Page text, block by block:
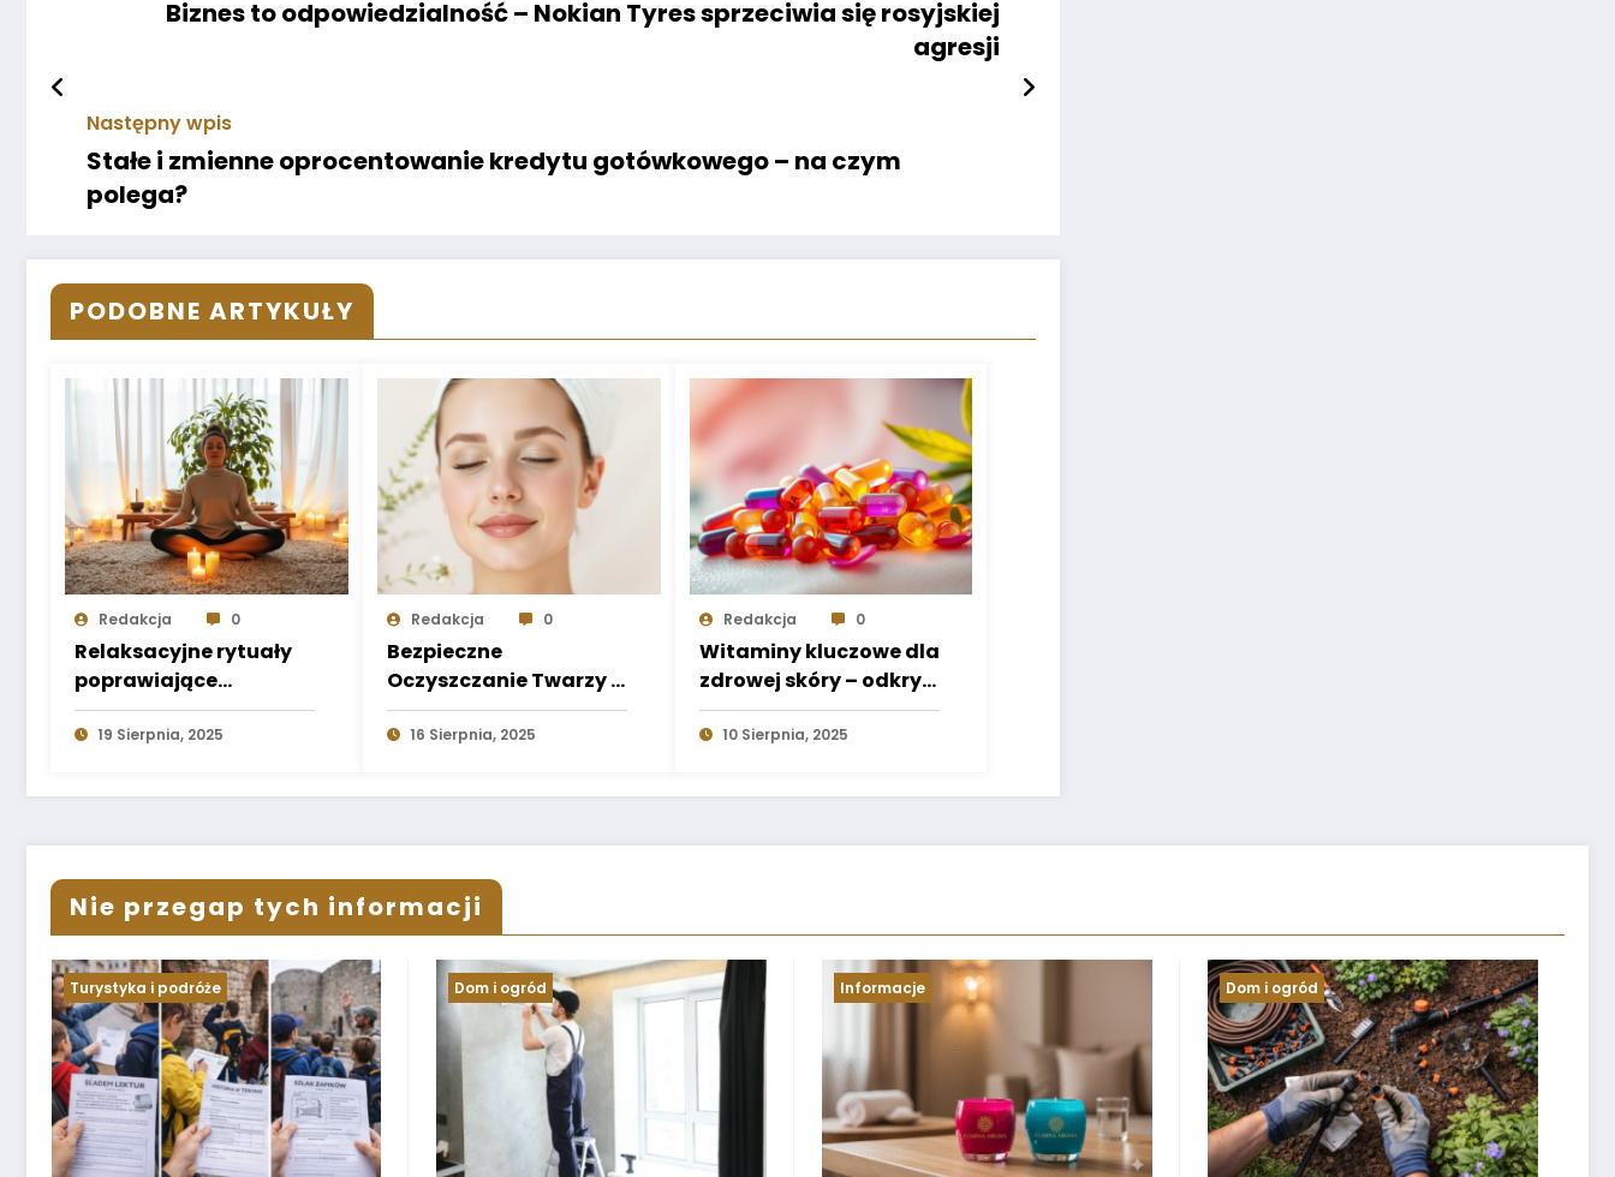
Biznes to odpowiedzialność – Nokian Tyres sprzeciwia się rosyjskiej
agresji
Następny wpis
Stałe i zmienne oprocentowanie kredytu gotówkowego – na czym
polega?
PODOBNE ARTYKUŁY
Redakcja 0
Relaksacyjne rytuały
poprawiające
samopoczucie
19 Sierpnia, 2025
Redakcja 0
Bezpieczne
Oczyszczanie Twarzy –
Podstawowe Zasady
16 Sierpnia, 2025
Redakcja 0
Witaminy kluczowe dla
zdrowej skóry – odkryj
sekrety
10 Sierpnia, 2025
Nie przegap tych informacji
Dom i ogród Informacje Dom i ogród Informacje